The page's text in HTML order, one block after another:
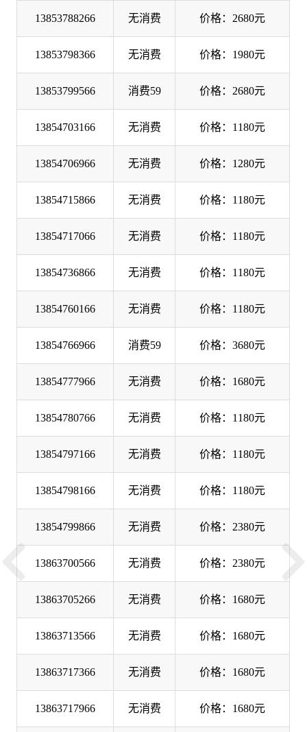
13853788266 无消费 价格：2680元
13853798366 无消费 价格：1980元
13853799566 消费59 价格：2680元
13854703166 无消费 价格：1180元
13854706966 无消费 价格：1280元
13854715866 无消费 价格：1180元
13854717066 无消费 价格：1180元
13854736866 无消费 价格：1180元
13854760166 无消费 价格：1180元
13854766966 消费59 价格：3680元
13854777966 无消费 价格：1680元
13854780766 无消费 价格：1180元
13854797166 无消费 价格：1180元
13854798166 无消费 价格：1180元
13854799866 无消费 价格：2380元
13863700566 无消费 价格：2380元
13863705266 无消费 价格：1680元
13863713566 无消费 价格：1680元
13863717366 无消费 价格：1680元
13863717966 无消费 价格：1680元